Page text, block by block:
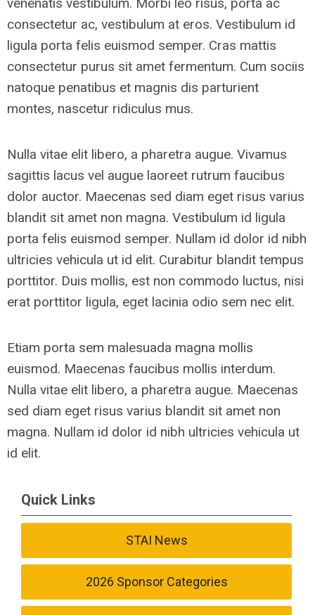
consectetur ac, vestibulum at eros. Vestibulum id
ligula porta felis euismod semper. Cras mattis
consectetur purus sit amet fermentum. Cum sociis
natoque penatibus et magnis dis parturient
montes, nascetur ridiculus mus.
Nulla vitae elit libero, a pharetra augue. Vivamus
sagittis lacus vel augue laoreet rutrum faucibus
dolor auctor. Maecenas sed diam eget risus varius
blandit sit amet non magna. Vestibulum id ligula
porta felis euismod semper. Nullam id dolor id nibh
ultricies vehicula ut id elit. Curabitur blandit tempus
porttitor. Duis mollis, est non commodo luctus, nisi
erat porttitor ligula, eget lacinia odio sem nec elit.
Etiam porta sem malesuada magna mollis
euismod. Maecenas faucibus mollis interdum.
Nulla vitae elit libero, a pharetra augue. Maecenas
sed diam eget risus varius blandit sit amet non
magna. Nullam id dolor id nibh ultricies vehicula ut
id elit.
Quick Links
STAI News
2026 Sponsor Categories